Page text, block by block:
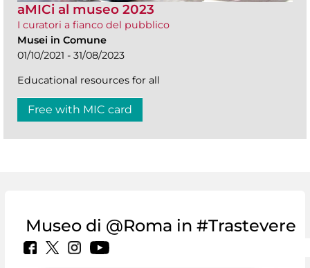
aMICi al museo 2023
I curatori a fianco del pubblico
Musei in Comune
01/10/2021 - 31/08/2023
Educational resources for all
Free with MIC card
Museo di @Roma in #Trastevere